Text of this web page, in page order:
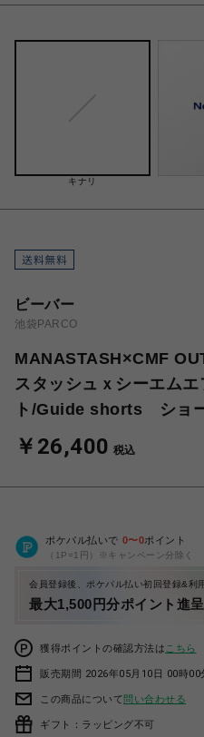
キナリ
ビーバー
池袋PARCO
MANASTASH×CMF
スタッシュｘシーエム
ト/Guide shorts ショ
￥26,400 税込
ポケパル払いで 0〜0ポイント
（1P=1円）※キャンペーン分除く
会員登録後、ポケパル払い初回登録&利
最大1,500円分ポイント進呈
獲得ポイントの確認方法は こちら
販売期間 2026年05月10日 00時
この商品について問い合わせる
ギフト：ラッピング不可